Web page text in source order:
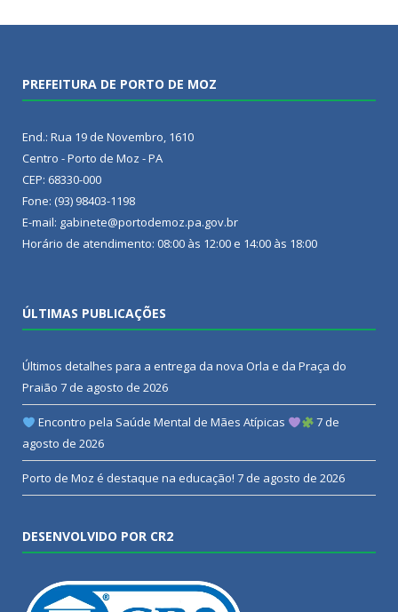
PREFEITURA DE PORTO DE MOZ
End.: Rua 19 de Novembro, 1610
Centro - Porto de Moz - PA
CEP: 68330-000
Fone: (93) 98403-1198
E-mail: gabinete@portodemoz.pa.gov.br
Horário de atendimento: 08:00 às 12:00 e 14:00 às 18:00
ÚLTIMAS PUBLICAÇÕES
Últimos detalhes para a entrega da nova Orla e da Praça do
Praião 7 de agosto de 2026
Encontro pela Saúde Mental de Mães Atípicas
7 de
agosto de 2026
Porto de Moz é destaque na educação! 7 de agosto de 2026
DESENVOLVIDO POR CR2